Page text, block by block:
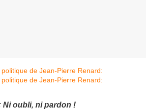
Ni oubli, ni pardon !